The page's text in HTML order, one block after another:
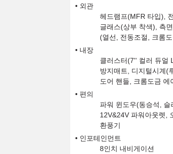
외관
헤드램프(MFR 타입),
글래스(상부 착색), 측
(열선, 전동조절, 크롬
내장
클러스터(7'' 컬러 듀얼
방지매트, 디지털시계(
도어 핸들, 크롬도금
편의
파워 윈도우(동승석, 슬
12V&24V 파워아웃렛,
환풍기
인포테인먼트
8인치 내비게이션